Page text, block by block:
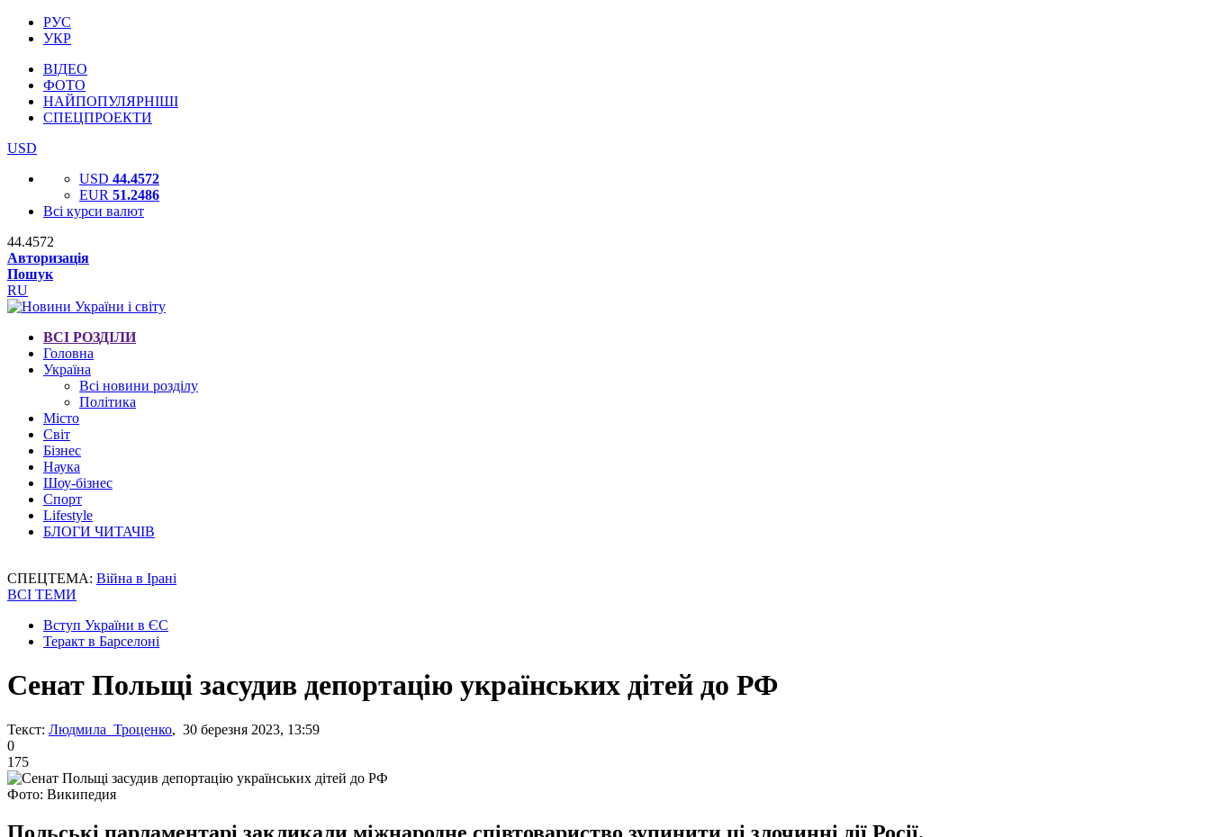
РУС
УКР
ВІДЕО
ФОТО
НАЙПОПУЛЯРНІШІ
СПЕЦПРОЕКТИ
USD
USD 44.4572
EUR 51.2486
Всі курси валют
44.4572
Авторизація
Пошук
RU
ВСІ РОЗДІЛИ
Головна
Україна
Всі новини розділу
Політика
Місто
Світ
Бізнес
Наука
Шоу-бізнес
Спорт
Lifestyle
БЛОГИ ЧИТАЧІВ
СПЕЦТЕМА: Війна в Ірані
ВСІ ТЕМИ
Вступ України в ЄС
Теракт в Барселоні
Сенат Польщі засудив депортацію українських дітей до РФ
Текст: Людмила Троценко, 30 березня 2023, 13:59
0
175
Фото: Википедия
Польські парламентарі закликали міжнародне співтовариство зупинити ці злочинні дії Росії.